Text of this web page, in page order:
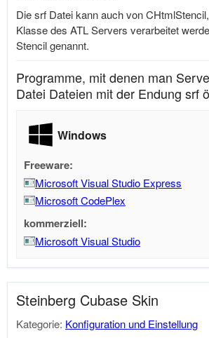
Die srf Datei kann auch von
Klasse des ATL Servers verarbeitet
Stencil genannt.
Programme, mit denen man
Datei Dateien mit der Endung srf
Windows
Freeware:
Microsoft Visual Studio Express
Microsoft CodePlex
kommerziell:
Microsoft Visual Studio
Steinberg Cubase Skin
Kategorie: Konfiguration und Einstellung